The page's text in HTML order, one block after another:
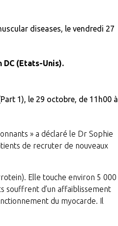
diseases, le vendredi 27
DC (Etats-Unis).
1), le 29 octobre, de 11h00 à
» a déclaré le Dr Sophie
de recruter de nouveaux
Elle touche environ 5 000
souffrent d’un affaiblissement
du myocarde. Il